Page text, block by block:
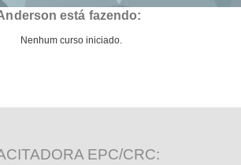
está fazendo:
Nenhum curso iniciado.
EPC/CRC: